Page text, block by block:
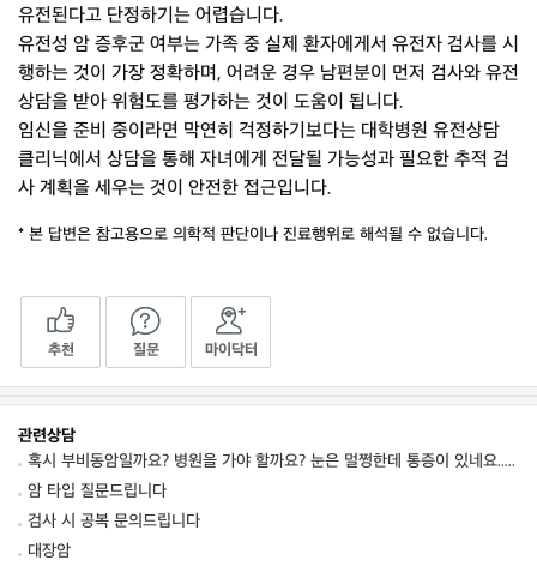
유전된다고 단정하기는 어렵습니다.
유전성 암 증후군 여부는 가족 중 실제 환자에게서 유전자 검사를 시
행하는 것이 가장 정확하며, 어려운 경우 남편분이 먼저 검사와 유전
상담을 받아 위험도를 평가하는 것이 도움이 됩니다.
임신을 준비 중이라면 막연히 걱정하기보다는 대학병원 유전상담
클리닉에서 상담을 통해 자녀에게 전달될 가능성과 필요한 추적 검
사 계획을 세우는 것이 안전한 접근입니다.
* 본 답변은 참고용으로 의학적 판단이나 진료행위로 해석될 수 없습니다.
추천 질문 마이닥터
관련상담
혹시 부비동암일까요? 병원을 가야 할까요? 눈은 멀쩡한데 통증이 있네요.. 눈꺼
암 타입 질문드립니다
검사 시 공복 문의드립니다
대장암